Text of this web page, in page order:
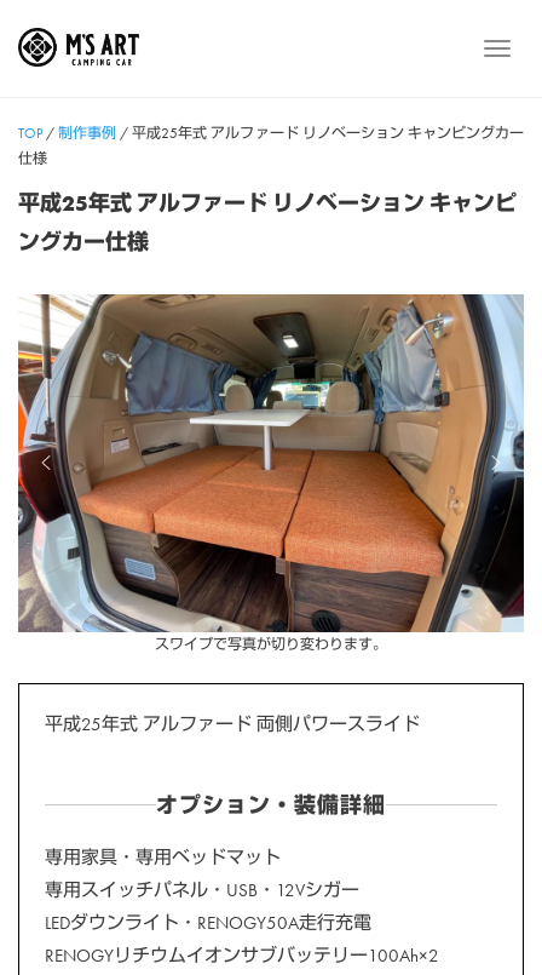
メ
ー
TOP/制作事例 /平成25年式 アルファード リノベーション キャンピングカー
仕様
平成25年式 アルファード リノベーション キャンピ
ングカー仕様
スワイプで写真が切り変わります。
平成25年式 アルファード 両側パワースライド
オプション・装備詳細
専用家具・専用ベッドマット
専用スイッチパネル・USB・12Vシガー
LEDダウンライト・RENOGY50A走行充電
RENOGYリチウムイオンサブバッテリー100Ah×2